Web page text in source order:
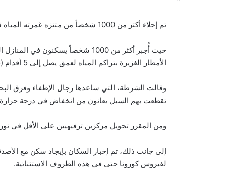
تم إجلاء أكثر من 1000 شخصاً من متنزه غمرته المياه في فيNorthampton.
الأمطار الغزيرة بتراكم المياه لعمق يصل إلى 5 أقدام (1.5 متر).
وقالت الشرطة، التي ساعدها رجال الإطفاء وفرق
تقطعت بهم السبل يعانون من انخفاض في درجة
ومن المقرر تحويل مركزين ترفيهيين على الأقل في
إلى جانب ذلك، تم إخبار السكان بإيجاد سكن مع
لفيروس كورونا حتى في هذه الظروف الاستثنائية.